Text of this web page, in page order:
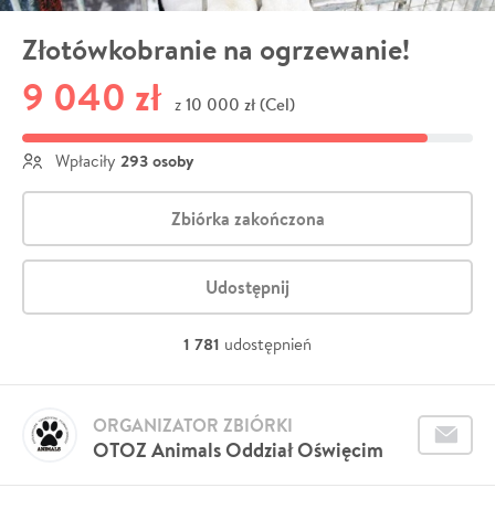
Złotówkobranie na ogrzewanie!
9 040 zł z 10 000 zł (Cel)
Wpłaciły 293 osoby
Zbiórka zakończona
Udostępnij
1 781 udostępnień
OTOZ Animals Oddział Oświęcim
ORGANIZATOR ZBIÓRKI